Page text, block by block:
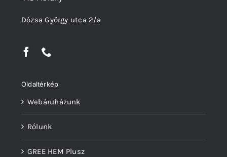
Dózsa György utca 2/a
Oldaltérkép
Webáruházunk
Rólunk
GREE HEM Plusz